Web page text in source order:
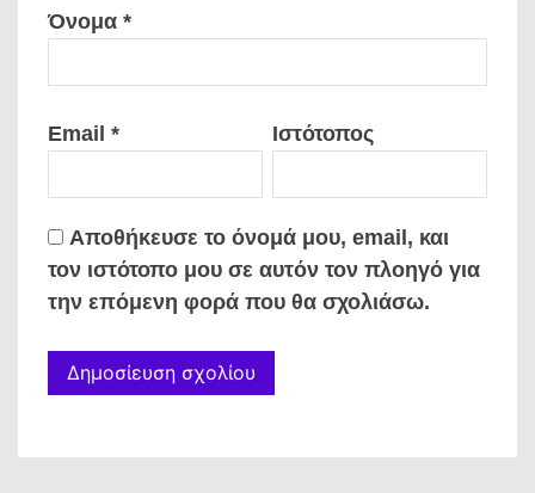
Όνομα *
Email * Ιστότοπος
Αποθήκευσε το όνομά μου, email, και
τον ιστότοπο μου σε αυτόν τον πλοηγό για
την επόμενη φορά που θα σχολιάσω.